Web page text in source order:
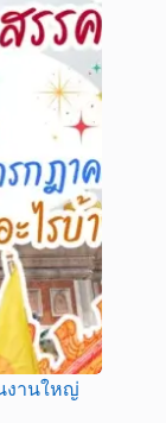
งานใหญ่